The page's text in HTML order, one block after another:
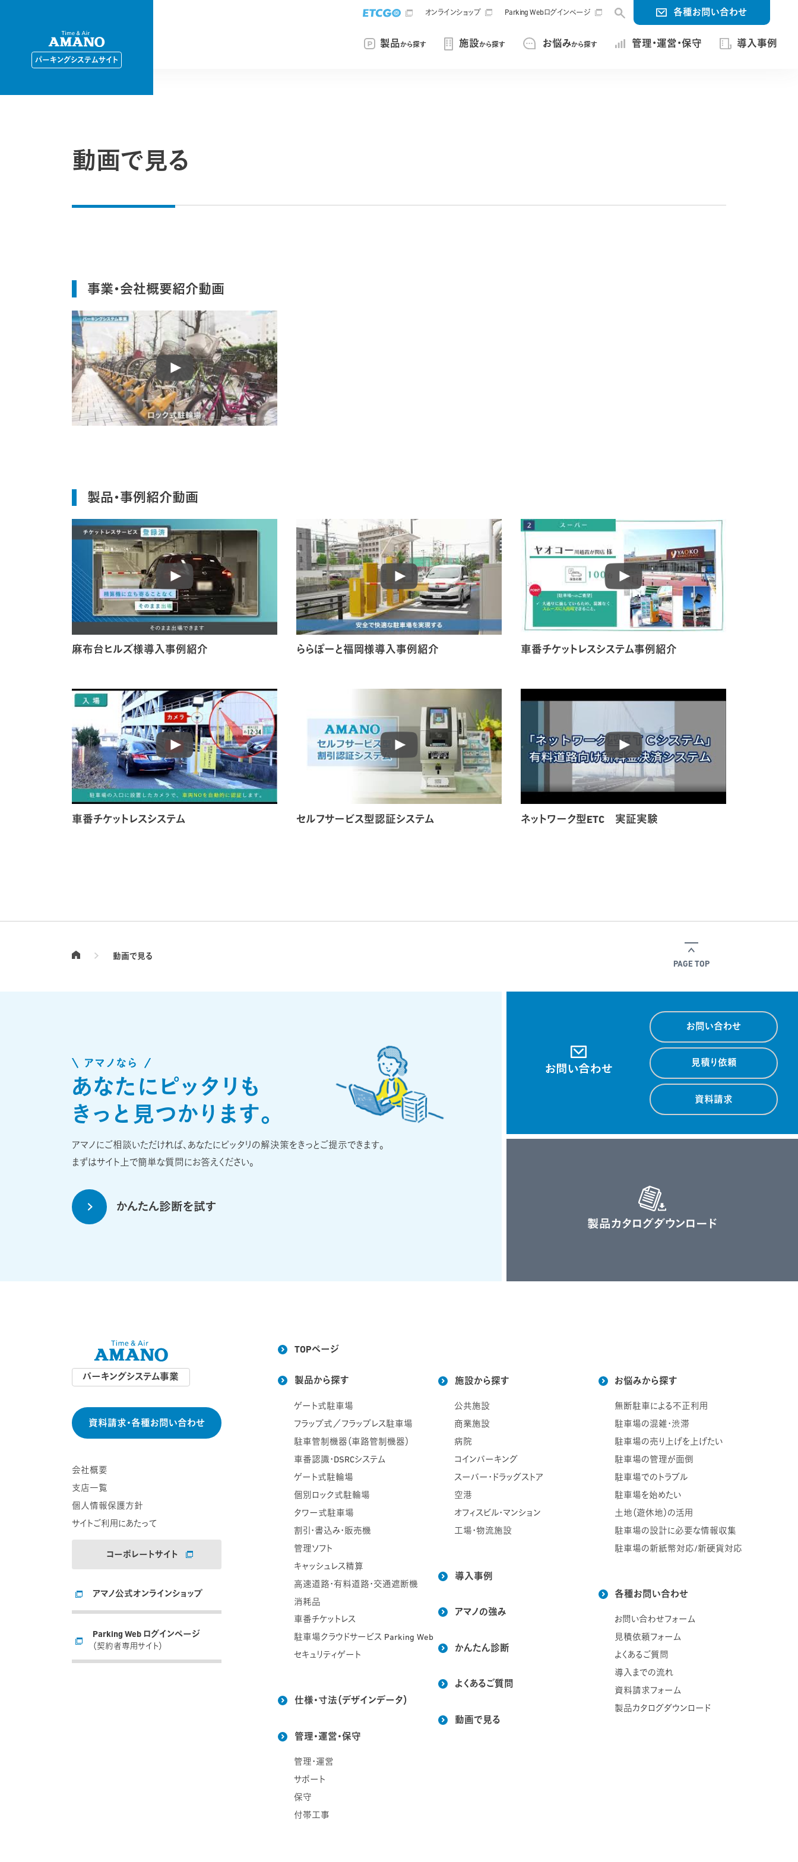
パーキングシステムサイト
製品から探す 施設から探す お悩みから探す 管理・運営・保守 導入事例
オンラインショップ Parking Webログインページ 各種お問い合わせ
動画で見る
事業・会社概要紹介動画
製品・事例紹介動画
麻布台ヒルズ様導入事例紹介 ららぽーと福岡様導入事例紹介 車番チケットレスシステム事例紹介
車番チケットレスシステム セルフサービス型認証システム ネットワーク型ETC 実証実験
TOPページ動画で見る
PAGE TOP
アマノなら
あなたにピッタリも
きっと見つかります。
アマノにご相談いただければ、あなたにピッタリの解決策をきっとご提示できます。
まずはサイト上で簡単な質問にお答えください。
かんたん診断を試す
お問い合わせ
お問い合わせ
見積り依頼
資料請求
製品カタログ ダウンロード
パーキングシステム事業
資料請求・各種お問い合わせ
会社概要
支店一覧
個人情報保護方針
サイトご利用にあたって
コーポレートサイト
アマノ公式オンラインショップ
Parking Web ログインページ
（契約者専用サイト）
TOPページ
製品から探す
ゲート式駐車場
フラップ式／フラップレス駐車場
駐車管制機器（車路管制機器）
車番認識・DSRCシステム
ゲート式駐輪場
個別ロック式駐輪場
タワー式駐車場
割引・書込み・販売機
管理ソフト
キャッシュレス精算
高速道路・有料道路・交通遮断機
消耗品
車番チケットレス
駐車場クラウドサービス Parking Web
セキュリティゲート
仕様・寸法（デザインデータ）
管理・運営・保守
管理・運営
サポート
保守
付帯工事
施設から探す
公共施設
商業施設
病院
コインパーキング
スーパー・ドラッグストア
空港
オフィスビル・マンション
工場・物流施設
導入事例
アマノの強み
かんたん診断
よくあるご質問
動画で見る
お悩みから探す
無断駐車による不正利用
駐車場の混雑・渋滞
駐車場の売り上げを上げたい
駐車場の管理が面倒
駐車場でのトラブル
駐車場を始めたい
土地（遊休地）の活用
駐車場の設計に必要な情報収集
駐車場の新紙幣対応/新硬貨対応
各種お問い合わせ
お問い合わせフォーム
見積依頼フォーム
よくあるご質問
導入までの流れ
資料請求フォーム
製品カタログダウンロード